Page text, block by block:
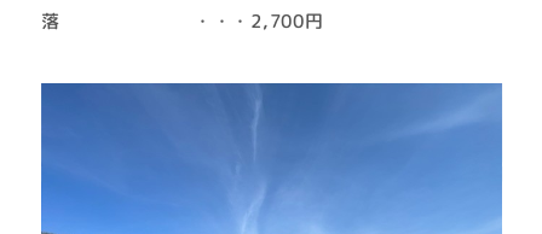
落 ・・・2,700円